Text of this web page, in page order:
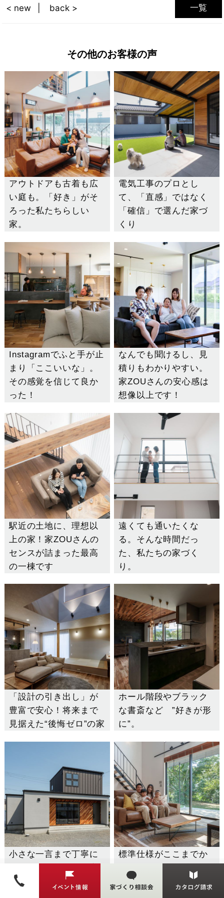
一覧
< new back >
その他のお客様の声
アウトドアも古着も広
い庭も。「好き」がそ
ろった私たちらしい
家。
電気工事のプロとし
て、「直感」ではなく
「確信」で選んだ家づ
くり
Instagramでふと手が止
まり「ここいいな」。
その感覚を信じて良か
った！
なんでも聞けるし、見
積りもわかりやすい。
家ZOUさんの安心感は
想像以上です！
駅近の土地に、理想以
上の家！家ZOUさんの
センスが詰まった最高
の一棟です
遠くても通いたくな
る。そんな時間だっ
た、私たちの家づく
り。
「設計の引き出し」が
豊富で安心！将来まで
見据えた“後悔ゼロ”の家
ホール階段やブラック
な書斎など ”好きが形
に”。
小さな一言まで丁寧に
心して任せられた家づ
標準仕様がここまでか
で家を建てるなら家